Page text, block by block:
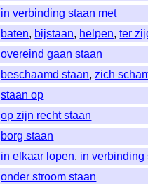
in verbinding staan met
baten, bijstaan, helpen,ter
overeind gaan staan
beschaamd staan,zich
staan op
op zijn recht staan
borg staan
in elkaar lopen, in verbinding
onder stroom staan